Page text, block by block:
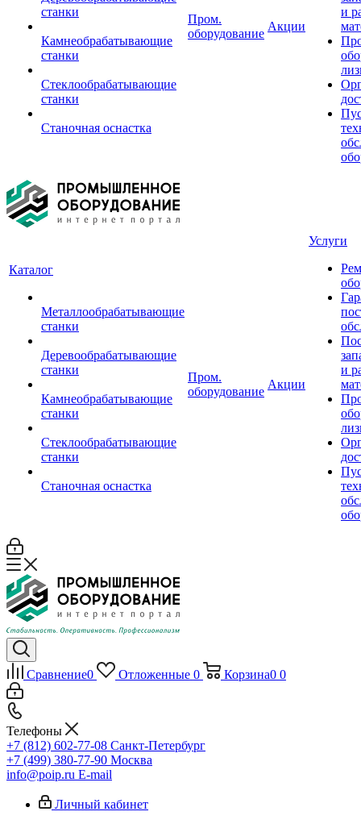
станки
Камнеобрабатывающие
станки
Стеклообрабатывающие
станки
Станочная оснастка
Пром.
оборудование
Акции
и
Каталог
Металлообрабатывающие
станки
Деревообрабатывающие
станки
Камнеобрабатывающие
станки
Стеклообрабатывающие
станки
Станочная оснастка
Пром.
оборудование
Акции
Услуги
и
Сравнение0 Отложенные 0 Корзина0 0
Телефоны
+7 (812) 602-77-08 Санкт-Петербург
+7 (499) 380-77-90 Москва
info@poip.ru E-mail
Личный кабинет